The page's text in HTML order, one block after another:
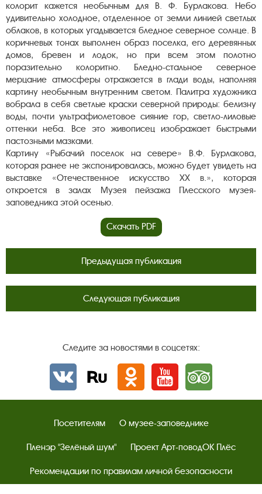
колорит кажется необычным для В. Ф. Бурлакова. Небо
удивительно холодное, отделенное от земли линией светлых
облаков, в которых угадывается бледное северное солнце. В
коричневых тонах выполнен образ поселка, его деревянных
домов, бревен и лодок, но при всем этом полотно
поразительно колоритно. Бледно-стальное северное
мерцание атмосферы отражается в глади воды, наполняя
картину необычным внутренним светом. Палитра художника
вобрала в себя светлые краски северной природы: белизну
воды, почти ультрафиолетовое сияние гор, светло-лиловые
оттенки неба. Все это живописец изображает быстрыми
пастозными мазками.
Картину «Рыбачий поселок на севере» В.Ф. Бурлакова,
которая ранее не экспонировалась, можно будет увидеть на
выставке «Отечественное искусство XX в.», которая
откроется в залах Музея пейзажа Плесского музея-
заповедника этой осенью.
Скачать PDF
Предыдущая публикация
Следующая публикация
Следите за новостями в соцсетях:
Вконтактеrutube Одноклассники
YouTube Трипадвизор
Посетителям О музее-заповеднике
Пленэр "Зелёный шум" Проект Арт-поводОК Плёс
Рекомендации по правилам личной безопасности